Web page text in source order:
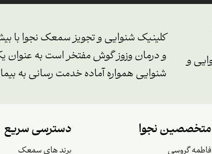
و
و درمان وزوز گوش مفتخر است به عنوان
شنوایی همواره آماده خدمت رسانی به
متخصصین نجوا
فاطمه گروسی
دسترسی سریع
برند های سمعک